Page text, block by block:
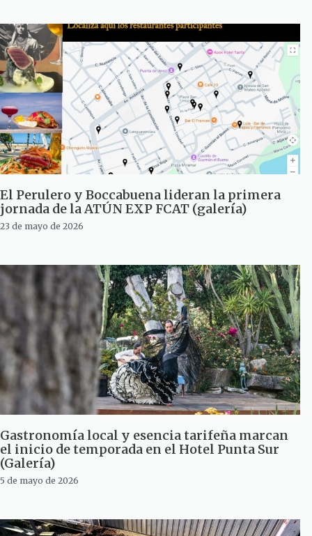
El Perulero y Boccabuena lideran la primera
jornada de la ATÚN EXP FCAT (galería)
23 de mayo de 2026
Gastronomía local y esencia tarifeña marcan
el inicio de temporada en el Hotel Punta Sur
(Galería)
5 de mayo de 2026